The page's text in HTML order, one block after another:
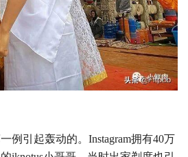
例引起轰动的。Instagram拥有40万